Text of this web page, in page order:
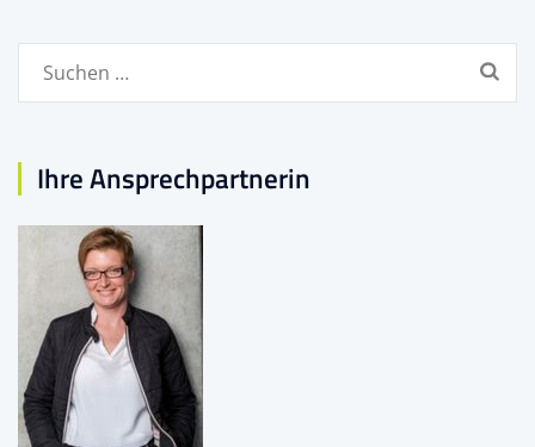
Ihre Ansprechpartnerin